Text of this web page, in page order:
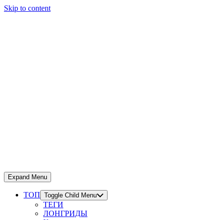
Skip to content
Expand Menu
ТОП Toggle Child Menu
ТЕГИ
ЛОНГРИДЫ